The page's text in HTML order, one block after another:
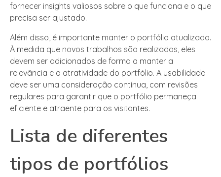
fornecer insights valiosos sobre o que funciona e o que
precisa ser ajustado.
Além disso, é importante manter o portfólio atualizado.
À medida que novos trabalhos são realizados, eles
devem ser adicionados de forma a manter a
relevância e a atratividade do portfólio. A usabilidade
deve ser uma consideração contínua, com revisões
regulares para garantir que o portfólio permaneça
eficiente e atraente para os visitantes.
Lista de diferentes
tipos de portfólios